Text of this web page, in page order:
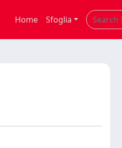
Home Sfoglia